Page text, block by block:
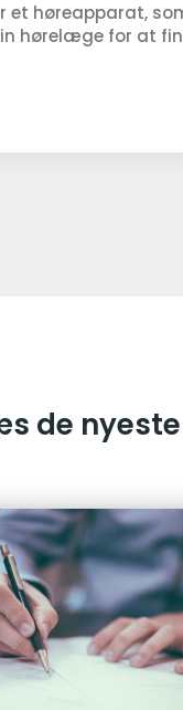
høreapparat,
hørelæge for at
de